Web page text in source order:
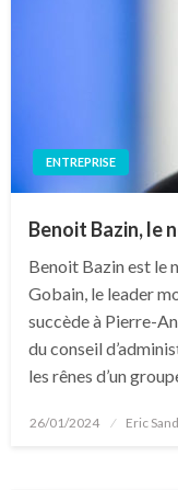
ENTREPRISE
Benoit Bazin, le
Benoit Bazin est le
Gobain, le leader
succède à Pierre-
du conseil
les rênes d’un
Posted
26/01/2024 Eric